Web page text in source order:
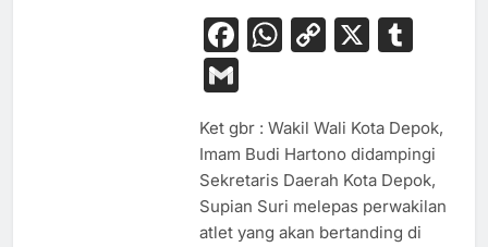
Facebook
WhatsApp
Copy
X
Gmail
Ket gbr : Wakil Wali Kota Depok,
Imam Budi Hartono didampingi
Sekretaris Daerah Kota Depok,
Supian Suri melepas perwakilan
atlet yang akan bertanding di